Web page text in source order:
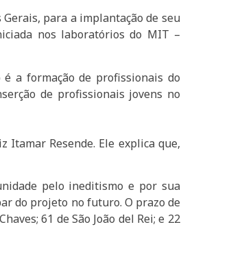
para a implantação de seu
nos laboratórios do MIT –
a formação de profissionais do
de profissionais jovens no
Itamar Resende. Ele explica que,
pelo ineditismo e por sua
do projeto no futuro. O prazo de
61 de São João del Rei; e 22